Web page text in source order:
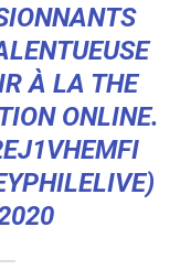
À LA THE
ONLINE.